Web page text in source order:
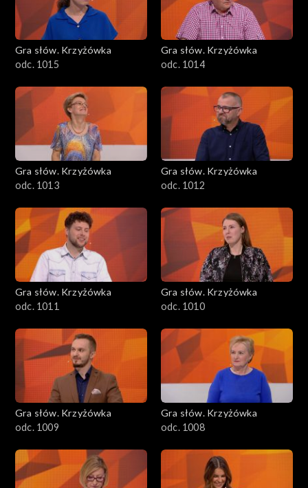
Gra słów. Krzyżówka
odc. 1015
Gra słów. Krzyżówka
odc. 1014
Gra słów. Krzyżówka
odc. 1013
Gra słów. Krzyżówka
odc. 1012
Gra słów. Krzyżówka
odc. 1011
Gra słów. Krzyżówka
odc. 1010
Gra słów. Krzyżówka
odc. 1009
Gra słów. Krzyżówka
odc. 1008